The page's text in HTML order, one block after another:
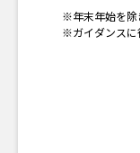
※年末年始を除
※ガイダンスに